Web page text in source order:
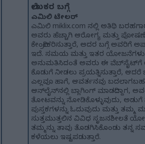
ಲೇಖಕರ ಬಗ್ಗೆ
ಎಮಿಲಿ ಟೇಲರ್
ಎಮಿಲಿ miklix.com ನಲ್ಲಿ ಅತಿಥಿ
ಅವರು ಹೆಚ್ಚಾಗಿ ಆರೋಗ್ಯ ಮತ್ತು
ಕೇಂದ್ರೀಕರಿಸುತ್ತಾರೆ, ಅದರ ಬಗ್ಗೆ ಅವರಿಗೆ
ಇದೆ. ಸಮಯ ಮತ್ತು ಇತರ ಯೋಜನೆಗಳು
ಅನುಮತಿಸಿದಂತೆ ಅವರು ಈ ವೆಬ್‌ಸೈಟ್‌ಗೆ
ಕೊಡುಗೆ ನೀಡಲು ಪ್ರಯತ್ನಿಸುತ್ತಾರೆ, ಆದರೆ
ಎಲ್ಲವೂ ಹಾಗೆ, ಆವರ್ತನವು
ಆನ್‌ಲೈನ್‌ನಲ್ಲಿ ಬ್ಲಾಗಿಂಗ್ ಮಾಡದಿದ್ದಾಗ,
ತೋಟವನ್ನು ನೋಡಿಕೊಳ್ಳುವುದು, ಅಡುಗೆ
ಪುಸ್ತಕಗಳನ್ನು ಓದುವುದು ಮತ್ತು ತಮ್ಮ
ಸುತ್ತಮುತ್ತಲಿನ ವಿವಿಧ ಸೃಜನಶೀಲತೆ
ತಮ್ಮನ್ನು ತಾವು ತೊಡಗಿಸಿಕೊಂಡು ತನ್ನ
ಕಳೆಯಲು ಇಷ್ಟಪಡುತ್ತಾರೆ.